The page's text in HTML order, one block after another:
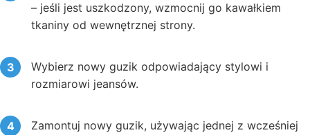
– jeśli jest uszkodzony, wzmocnij go kawałkiem
tkaniny od wewnętrznej strony.
Wybierz nowy guzik odpowiadający stylowi i
rozmiarowi jeansów.
Zamontuj nowy guzik, używając jednej z wcześniej